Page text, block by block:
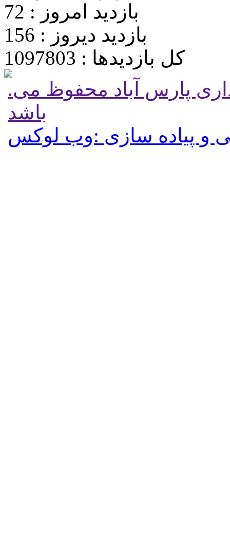
بازدید امروز : 72
بازدید دیروز : 156
کل بازدیدها : 1097803
.تمامی حقوق برای پایگاه شهرداری پارس آباد محفوظ می
باشد
و پیاده سازی :وب لوکس